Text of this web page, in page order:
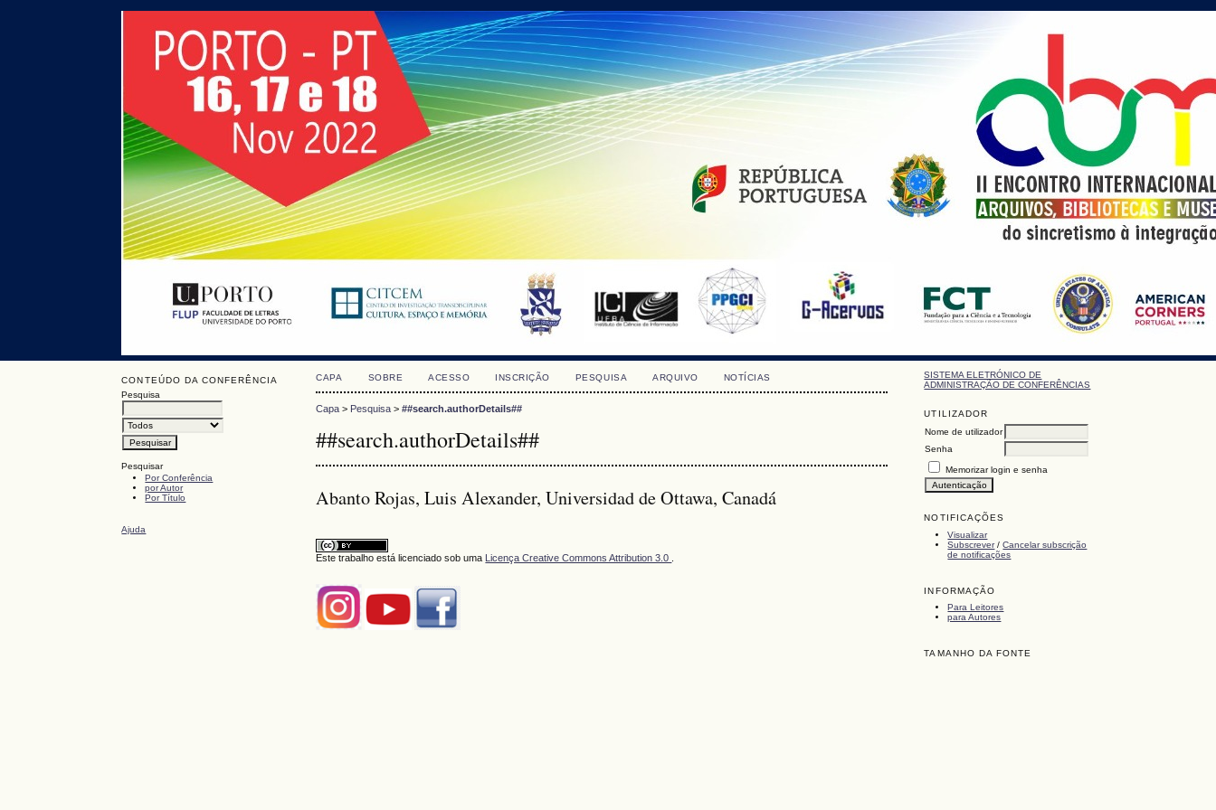
CONTEÚDO DA CONFERÊNCIA
Pesquisa
Pesquisar
Por Conferência
por Autor
Por Título
Ajuda
SISTEMA ELETRÓNICO DE
ADMINISTRAÇÃO DE CONFERÊNCIAS
UTILIZADOR
Nome de utilizador
Senha
Memorizar login e senha
NOTIFICAÇÕES
Visualizar
Subscrever/Cancelar subscrição
de notificações
INFORMAÇÃO
Para Leitores
para Autores
TAMANHO DA FONTE
CAPA SOBRE ACESSO INSCRIÇÃO PESQUISA ARQUIVO NOTÍCIAS
Capa > Pesquisa >##search.authorDetails##
##search.authorDetails##
Abanto Rojas, Luis Alexander, Universidad de Ottawa, Canadá
Este trabalho está licenciado sob uma Licença Creative Commons Attribution 3.0